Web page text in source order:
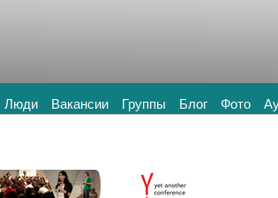
Люди Вакансии Группы Блог Фото